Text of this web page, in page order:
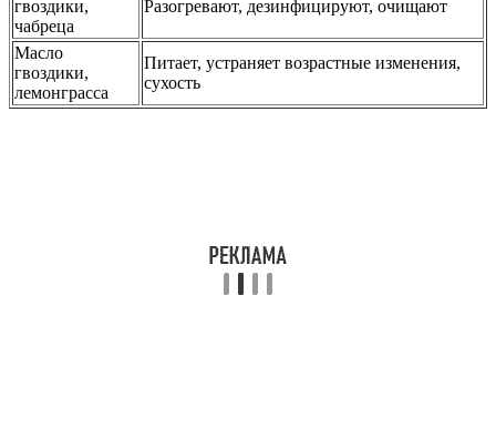
гвоздики,
чабреца
Разогревают, дезинфицируют, очищают
Масло
гвоздики,
лемонграсса
Питает, устраняет возрастные изменения,
сухость